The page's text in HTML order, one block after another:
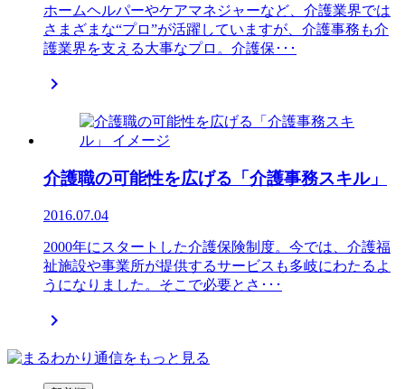
ホームヘルパーやケアマネジャーなど、介護業界では
さまざまな“プロ”が活躍していますが、介護事務も介
護業界を支える大事なプロ。介護保･･･

介護職の可能性を広げる「介護事務スキル」
2016.07.04
2000年にスタートした介護保険制度。今では、介護福
祉施設や事業所が提供するサービスも多岐にわたるよ
うになりました。そこで必要とさ･･･
